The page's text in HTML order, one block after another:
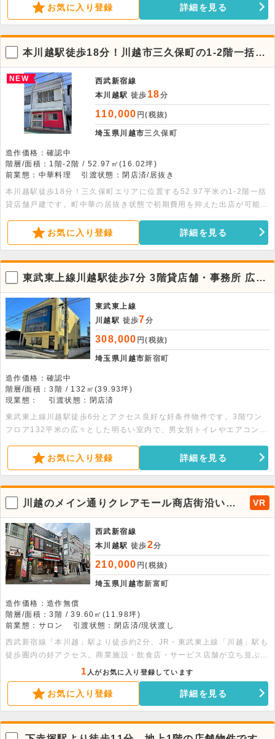
すすめ物件です。ぜひ一度お問い合わせください。
お気に入り登録 詳細を見る
本川越駅徒歩18分！川越市三久保町の1-2階一括貸
店舗戸建
NEW
西武新宿線
本川越駅 徒歩 18分
110,000 円(税抜)
埼玉県川越市三久保町
造作価格：確認中
階層/面積：1階-2階 / 52.97㎡(16.02坪)
前業態：中華料理
引渡状態：閉店済/居抜き
本川越駅徒歩18分！三久保町エリアに位置する52.97平米の1-2階一括
貸店舗戸建です。町中華の居抜き状態で初期費用を抑えた出店が可能。
お気に入り登録 詳細を見る
東武東上線川越駅徒歩7分 3階貸店舗・事務所 広々
132平米
東武東上線
川越駅 徒歩7分
308,000 円(税抜)
埼玉県川越市新宿町
造作価格：確認中
階層/面積：3階 / 132㎡(39.93坪)
現業態：
引渡状態：閉店済
東武東上線川越駅徒歩6分とアクセス良好な好条件物件です。3階ワン
フロア132平米の広々とした明るい室内で、男女別トイレやエアコンを
お気に入り登録 詳細を見る
川越のメイン通りクレアモール商店街沿い！
開業・移転におすすめの店舗物件です。
VR
西武新宿線
本川越駅 徒歩2分
210,000 円(税抜)
埼玉県川越市新富町
造作価格：造作無償
階層/面積：3階 / 39.60㎡(11.98坪)
前業態：サロン
引渡状態：閉店済/現状渡し
西武新宿線「本川越」駅より徒歩約2分、JR・東武東上線「川越」駅も
徒歩圏内の好アクセス。商業施設・飲食店・サービス店舗が立ち並ぶク
レアモール商店街至近に位置し、幅広い年代の来街者で賑わうエリアで
す。約12坪の使いやすいサイズ感で、予約制サロンや美容系店舗・整
体院・パーソナルジムなどにおすすめです。無駄の少ないレイアウトが
可能なため、開業・移転コストを抑えながら効率的な店舗づくりをご検
討いただけます。駅近でありながら落ち着いた環境も兼ね備えており、
お客様にもご案内しやすい立地です。
1 人がお気に入り登録しています
お気に入り登録 詳細を見る